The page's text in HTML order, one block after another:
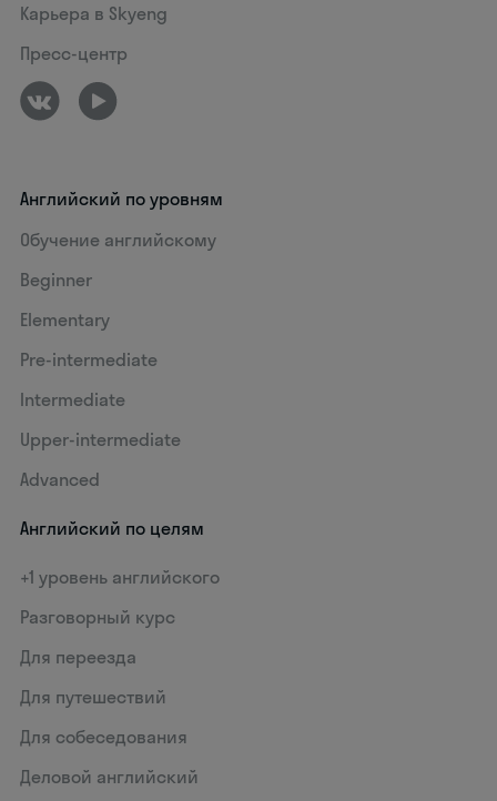
Карьера в Skyeng
Пресс-центр
Английский по уровням
Обучение английскому
Beginner
Elementary
Pre-intermediate
Intermediate
Upper-intermediate
Advanced
Английский по целям
+1 уровень английского
Разговорный курс
Для переезда
Для путешествий
Для собеседования
Деловой английский